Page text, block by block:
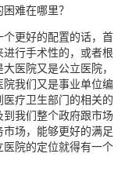
难在哪里？
个更好的配置的话，首
行手术性的，或者根
医院又是公立医院，
我们又是事业单位编
疗卫生部门的相关的
我们整个政府跟市场
场，能够更好的满足
院的定位就得有一个